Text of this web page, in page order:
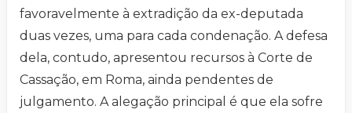
favoravelmente à extradição da ex-deputada
duas vezes, uma para cada condenação. A defesa
dela, contudo, apresentou recursos à Corte de
Cassação, em Roma, ainda pendentes de
julgamento. A alegação principal é que ela sofre